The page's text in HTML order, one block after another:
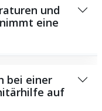
das
aus dem
oder
besser
Ein
und
eine
Reparieren von
und
auf